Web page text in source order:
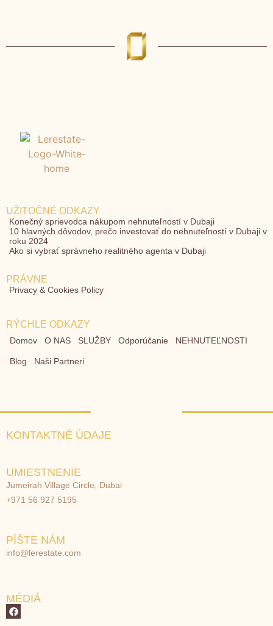
UŽITOČNÉ ODKAZY
Konečný sprievodca nákupom nehnuteľností v Dubaji
10 hlavných dôvodov, prečo investovať do nehnuteľností v Dubaji v
roku 2024
Ako si vybrať správneho realitného agenta v Dubaji
PRÁVNE
Privacy & Cookies Policy
RÝCHLE ODKAZY
Domov O NAS SLUŽBY Odporúčanie NEHNUTEĽNOSTI
Blog Naši Partneri
KONTAKTNÉ ÚDAJE
UMIESTNENIE
Jumeirah Village Circle, Dubai
+971 56 927 5195
PÍŠTE NÁM
info@lerestate.com
MÉDIÁ